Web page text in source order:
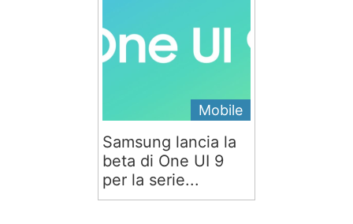
Mobile
Samsung lancia la
beta di One UI 9
per la serie...